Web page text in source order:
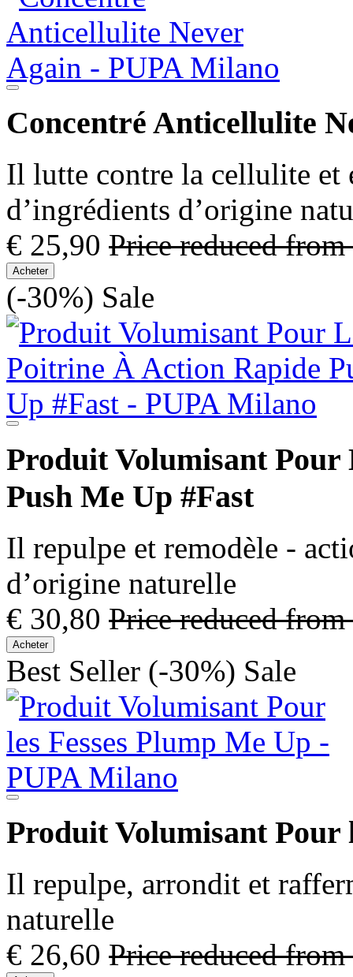
Concentré Anticellulite
Il lutte contre la cellulite et
d’ingrédients d’origine
€ 25,90 Price reduced from
Acheter
(-30%) Sale
Produit Volumisant
Push Me Up #Fast
Il repulpe et remodèle -
d’origine naturelle
€ 30,80 Price reduced from
Acheter
Best Seller (-30%) Sale
Produit Volumisant Pour
Il repulpe, arrondit et
naturelle
€ 26,60 Price reduced from